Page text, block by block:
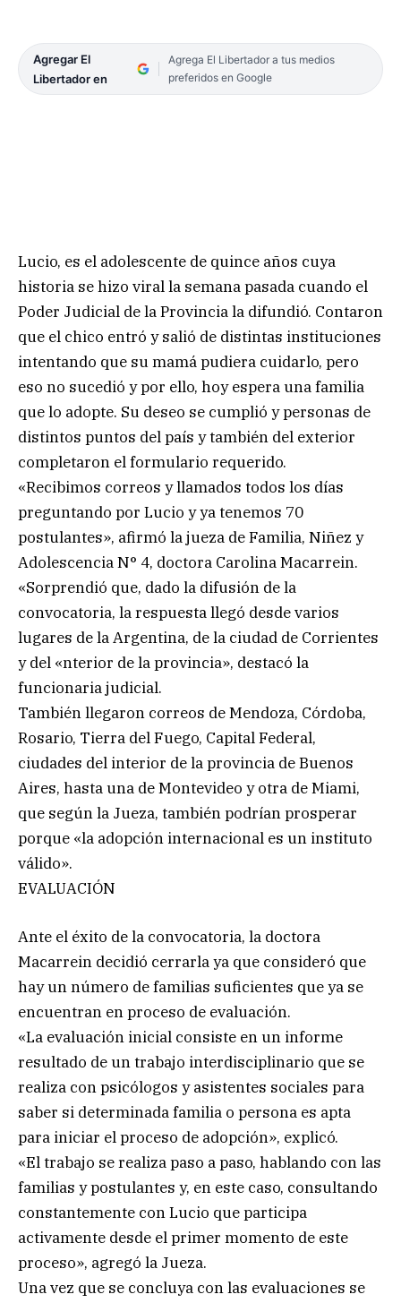
Agregar El
Libertador en
Agrega El Libertador a tus medios
preferidos en Google
Lucio, es el adolescente de quince años cuya
historia se hizo viral la semana pasada cuando el
Poder Judicial de la Provincia la difundió. Contaron
que el chico entró y salió de distintas instituciones
intentando que su mamá pudiera cuidarlo, pero
eso no sucedió y por ello, hoy espera una familia
que lo adopte. Su deseo se cumplió y personas de
distintos puntos del país y también del exterior
completaron el formulario requerido.
«Recibimos correos y llamados todos los días
preguntando por Lucio y ya tenemos 70
postulantes», afirmó la jueza de Familia, Niñez y
Adolescencia N° 4, doctora Carolina Macarrein.
«Sorprendió que, dado la difusión de la
convocatoria, la respuesta llegó desde varios
lugares de la Argentina, de la ciudad de Corrientes
y del «nterior de la provincia», destacó la
funcionaria judicial.
También llegaron correos de Mendoza, Córdoba,
Rosario, Tierra del Fuego, Capital Federal,
ciudades del interior de la provincia de Buenos
Aires, hasta una de Montevideo y otra de Miami,
que según la Jueza, también podrían prosperar
porque «la adopción internacional es un instituto
válido».
EVALUACIÓN
Ante el éxito de la convocatoria, la doctora
Macarrein decidió cerrarla ya que consideró que
hay un número de familias suficientes que ya se
encuentran en proceso de evaluación.
«La evaluación inicial consiste en un informe
resultado de un trabajo interdisciplinario que se
realiza con psicólogos y asistentes sociales para
saber si determinada familia o persona es apta
para iniciar el proceso de adopción», explicó.
«El trabajo se realiza paso a paso, hablando con las
familias y postulantes y, en este caso, consultando
constantemente con Lucio que participa
activamente desde el primer momento de este
proceso», agregó la Jueza.
Una vez que se concluya con las evaluaciones se